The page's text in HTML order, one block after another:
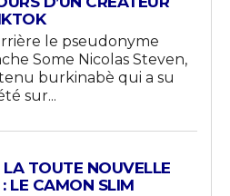
le pseudonyme
Some Nicolas Steven,
burkinabè qui a su
sur...
TOUTE NOUVELLE
LE CAMON SLIM